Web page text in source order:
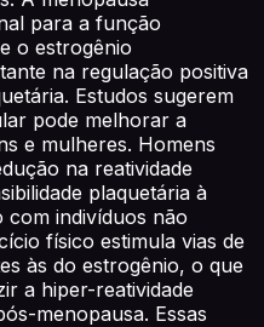
para a função
o estrogênio
na regulação positiva
Estudos sugerem
pode melhorar a
e mulheres. Homens
na reatividade
plaquetária à
com indivíduos não
físico estimula vias de
às do estrogênio, o que
a hiper-reatividade
menopausa. Essas